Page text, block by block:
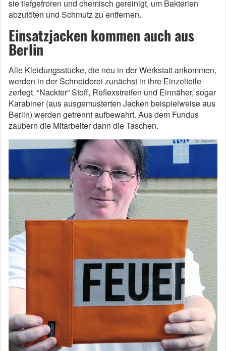
sie tiefgefroren und chemisch gereinigt, um Bakterien
abzutöten und Schmutz zu entfernen.
Einsatzjacken kommen auch aus
Berlin
Alle Kleidungsstücke, die neu in der Werkstatt ankommen,
werden in der Schneiderei zunächst in ihre Einzelteile
zerlegt. “Nackter” Stoff, Reflexstreifen und Einnäher, sogar
Karabiner (aus ausgemusterten Jacken beispielweise aus
Berlin) werden getrennt aufbewahrt. Aus dem Fundus
zaubern die Mitarbeiter dann die Taschen.